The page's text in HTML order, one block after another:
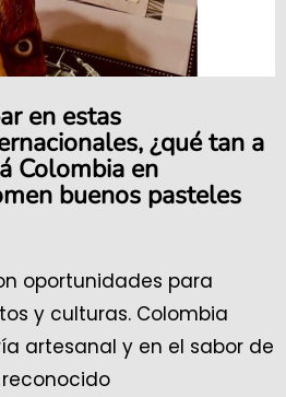
en estas
¿qué tan a
Colombia en
buenos pasteles
oportunidades para
y culturas. Colombia
artesanal y en el sabor de